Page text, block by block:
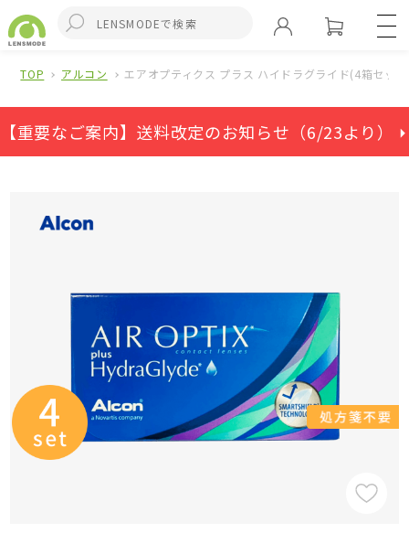
TOP アルコン エアオプティクス プラス ハイドラグライド(4箱セッ
【重要なご案内】送料改定のお知らせ（6/23より） ⏵